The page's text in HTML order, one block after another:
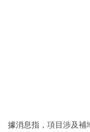
據消息指，項目涉及補